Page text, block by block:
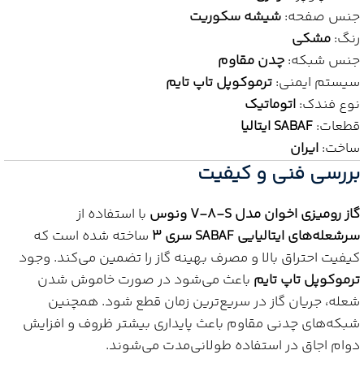
جنس صفحه:شیشه سکوریت
رنگ:مشکی
جنس شبکه:چدن مقاوم
سیستم ایمنی:ترموکوپل تاپ تایم
نوع فندک:اتوماتیک
قطعات:SABAF ایتالیا
ساخت:ایران
بررسی فنی و کیفیت
گاز رومیزی اخوان مدل V-8-S ونوس
با استفاده از
سرشعله‌های ایتالیایی SABAF سری ۳
ساخته شده است که
کیفیت احتراق بالا و مصرف بهینه گاز را تضمین می‌کند. وجود
ترموکوپل تاپ تایم باعث می‌شود در صورت خاموش شدن
شعله، جریان گاز در سریع‌ترین زمان قطع شود. همچنین
شبکه‌های چدنی مقاوم باعث پایداری بیشتر ظروف و افزایش
دوام اجاق در استفاده طولانی‌مدت می‌شوند.